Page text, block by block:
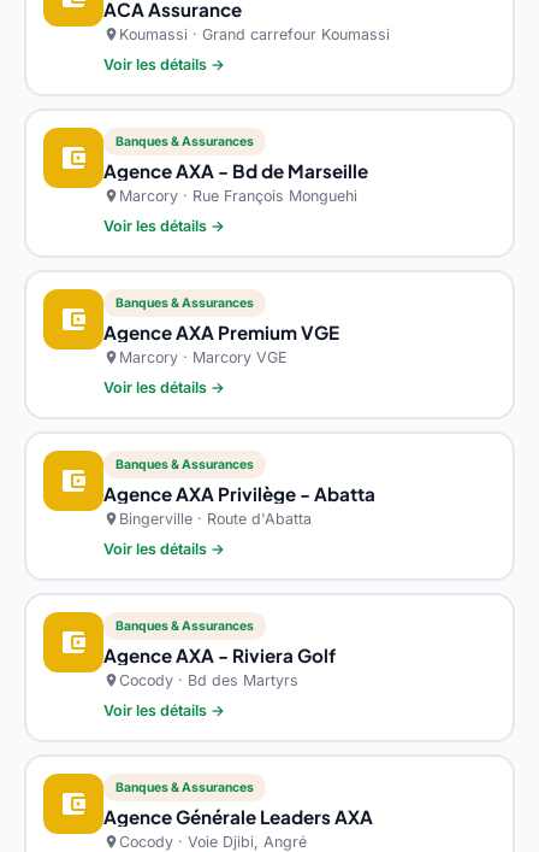
ACA Assurance
location_on Koumassi · Grand carrefour Koumassi
Voir les détails →
account_balance_wallet
Banques & Assurances
Agence AXA - Bd de Marseille
location_on Marcory · Rue François Monguehi
Voir les détails →
account_balance_wallet
Banques & Assurances
Agence AXA Premium VGE
location_on Marcory · Marcory VGE
Voir les détails →
account_balance_wallet
Banques & Assurances
Agence AXA Privilège - Abatta
location_on Bingerville · Route d'Abatta
Voir les détails →
account_balance_wallet
Banques & Assurances
Agence AXA - Riviera Golf
location_onCocody · Bd des Martyrs
Voir les détails →
account_balance_wallet
Banques & Assurances
Agence Générale Leaders AXA
location_onCocody · Voie Djibi, Angré